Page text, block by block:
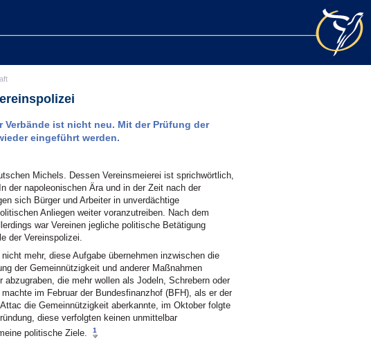
ist nicht neu. Mit der Prüfung der
eingeführt werden.
Michels. Dessen Vereinsmeierei ist sprichwörtlich,
der napoleonischen Ära und in der Zeit nach der
sich Bürger und Arbeiter in unverdächtige
Anliegen weiter voranzutreiben. Nach dem
war Vereinen jegliche politische Betätigung
der Vereinspolizei.
mehr, diese Aufgabe übernehmen inzwischen die
der Gemeinnützigkeit und anderer Maßnahmen
die mehr wollen als Jodeln, Schrebern oder
im Februar der Bundesfinanzhof (BFH), als er der
die Gemeinnützigkeit aberkannte, im Oktober folgte
diese verfolgten keinen unmittelbar
politische Ziele.
1